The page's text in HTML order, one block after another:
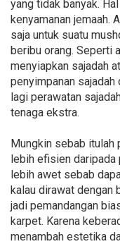
yang tidak banyak.
kenyamanan jemaah.
saja untuk suatu
beribu orang. Seperti
menyiapkan sajadah
penyimpanan
lagi perawatan
tenaga ekstra.
Mungkin sebab itulah
lebih efisien daripada
lebih awet sebab
kalau dirawat dengan
jadi pemandangan
karpet. Karena
menambah estetika